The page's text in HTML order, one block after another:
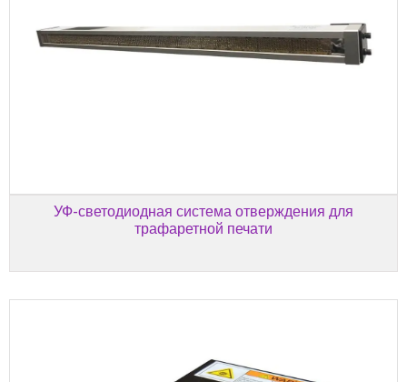
УФ-светодиодная система отверждения для
трафаретной печати